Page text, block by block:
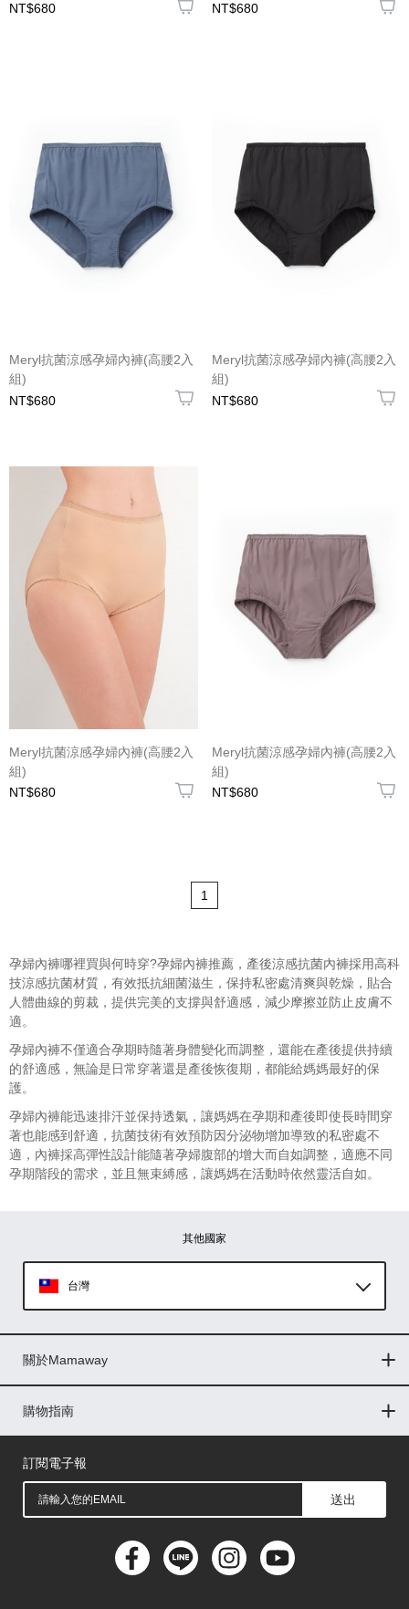
NT$680
NT$680
Meryl抗菌涼感孕婦內褲(高腰2入
組)
NT$680
Meryl抗菌涼感孕婦內褲(高腰2入
組)
NT$680
Meryl抗菌涼感孕婦內褲(高腰2入
組)
NT$680
Meryl抗菌涼感孕婦內褲(高腰2入
組)
NT$680
1
孕婦內褲哪裡買與何時穿?孕婦內褲推薦，產後涼感抗菌內褲採用高科
技涼感抗菌材質，有效抵抗細菌滋生，保持私密處清爽與乾燥，貼合
人體曲線的剪裁，提供完美的支撐與舒適感，減少摩擦並防止皮膚不
適。
孕婦內褲不僅適合孕期時隨著身體變化而調整，還能在產後提供持續
的舒適感，無論是日常穿著還是產後恢復期，都能給媽媽最好的保
護。
孕婦內褲能迅速排汗並保持透氣，讓媽媽在孕期和產後即使長時間穿
著也能感到舒適，抗菌技術有效預防因分泌物增加導致的私密處不
適，內褲採高彈性設計能隨著孕婦腹部的增大而自如調整，適應不同
孕期階段的需求，並且無束縛感，讓媽媽在活動時依然靈活自如。
其他國家
台灣
印尼
菲律賓
馬來西亞
關於Mamaway
門市據點
最新消息
品牌故事
人力招募
媒體花絮
隱私權聲明
CSR企業社會責任
購物指南
購物常見問題
退換貨問題
儲值金使用條款
購買儲值金
發票問題
會員權益
線上留言
吸乳器-免費體驗
訂閱電子報
送出